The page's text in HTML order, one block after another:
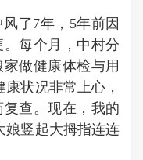
了7年，5年前因
每个月，中村分
做健康体检与用
状况非常上心，
查。现在，我的
娘竖起大拇指连连